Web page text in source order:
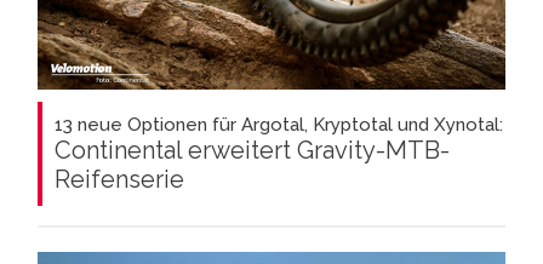
13 neue Optionen für Argotal, Kryptotal und Xynotal:
Continental erweitert Gravity-MTB-
Reifenserie